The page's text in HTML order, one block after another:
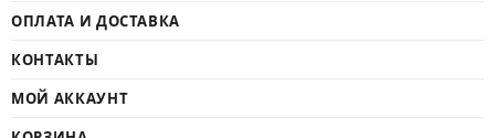
ОПЛАТА И ДОСТАВКА
КОНТАКТЫ
МОЙ АККАУНТ